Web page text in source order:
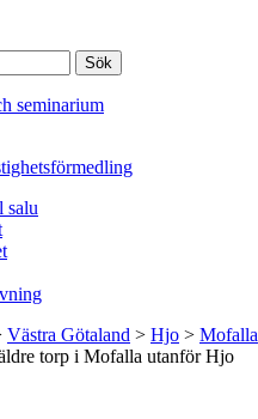
Sök
seminarium
salu
Västra Götaland > Hjo > Mofalla
torp i Mofalla utanför Hjo